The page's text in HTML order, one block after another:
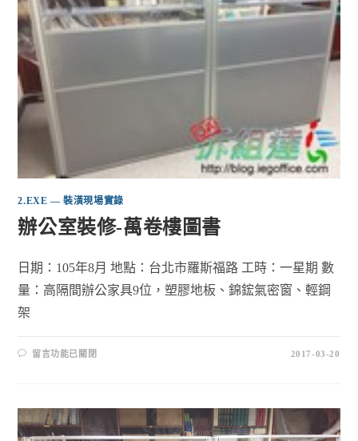
2.EXE — 裝潢現場實錄
辦公室裝修-萬卷樓圖書
日期：105年8月 地點：台北市羅斯福路 工時：一星期 數
量：高隔間辦公家具9位，塑膠地板、錦鋐氣密窗、輕鋼
架
留言功能已關閉 2017-03-20